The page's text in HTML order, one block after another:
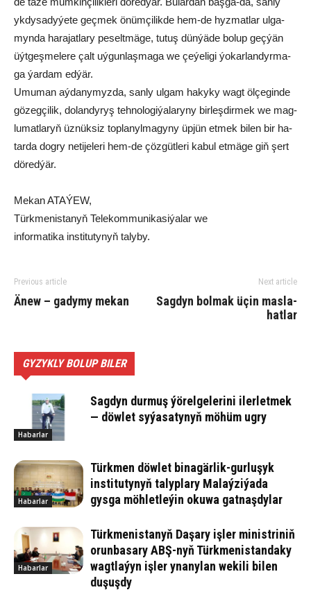
yk­dy­sa­dy­ýe­te geç­mek önüm­çi­lik­de hem-de hyz­mat­lar ul­ga­
myn­da ha­ra­jat­la­ry pe­selt­mä­ge, tu­tuş dün­ýä­de bo­lup geç­ýän
üýt­geş­me­le­re çalt uý­gun­laş­ma­ga we çe­ýe­li­gi ýo­kar­lan­dyr­ma­
ga ýar­dam ed­ýär.
Umu­man aý­da­ny­myz­da, san­ly ul­gam ha­ky­ky wagt öl­çe­gin­de
gö­zeg­çi­lik, do­lan­dy­ryş teh­no­lo­gi­ýa­la­ry­ny bir­leş­dir­mek we mag­
lu­mat­la­ryň üz­nük­siz top­la­nyl­ma­gy­ny üp­jün et­mek bi­len bir ha­
tar­da dog­ry ne­ti­je­le­ri hem-de çöz­güt­le­ri ka­bul et­mä­ge giň şert
dö­red­ýär.
Me­kan ATA­ÝEW,
Türk­me­nis­ta­nyň Te­le­kom­mu­ni­ka­si­ýa­lar we
in­for­ma­ti­ka ins­ti­tu­ty­nyň ta­ly­by.
Previous article
Änew – ga­dy­my me­kan
Next article
Sag­dyn bol­mak üçin mas­la­
hat­lar
GYZYKLY BOLUP BILER
Habarlar
Sagdyn durmuş ýörelgelerini ilerletmek
— döwlet syýasatynyň möhüm ugry
Habarlar
Türkmen döwlet binagärlik-gurluşyk
institutynyň talyplary Malaýziýada
gysga möhletleýin okuwa gatnaşdylar
Habarlar
Türkmenistanyň Daşary işler ministriniň
orunbasary ABŞ-nyň Türkmenistandaky
wagtlaýyn işler ynanylan wekili bilen
duşuşdy